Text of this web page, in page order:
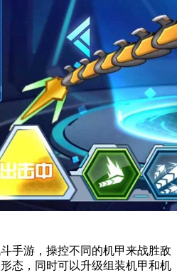
手游，操控不同的机甲来战胜敌
态，同时可以升级组装机甲和机